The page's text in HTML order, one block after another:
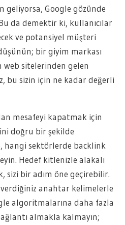
geliyorsa, Google gözünde
da demektir ki, kullanıcılar
ve potansiyel müşteri
bir giyim markası
sitelerinden gelen
bu sizin için ne kadar değerli
mesafeyi kapatmak için
doğru bir şekilde
hangi sektörlerde backlink
Hedef kitlenizle alakalı
sizi bir adım öne geçirebilir.
anahtar kelimelerle
algoritmalarına daha fazla
almakla kalmayın;